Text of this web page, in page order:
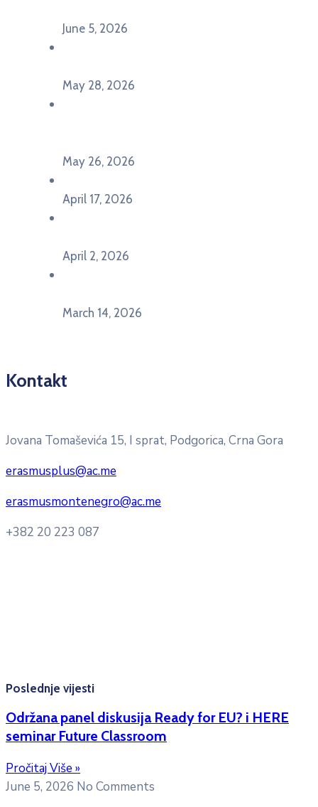
June 5, 2026
May 28, 2026
May 26, 2026
April 17, 2026
April 2, 2026
March 14, 2026
Kontakt
Jovana Tomaševića 15, I sprat, Podgorica, Crna Gora
erasmusplus@ac.me
erasmusmontenegro@ac.me
+382 20 223 087
Poslednje vijesti
Održana panel diskusija Ready for EU? i HERE
seminar Future Classroom
Pročitaj Više »
June 5, 2026 No Comments